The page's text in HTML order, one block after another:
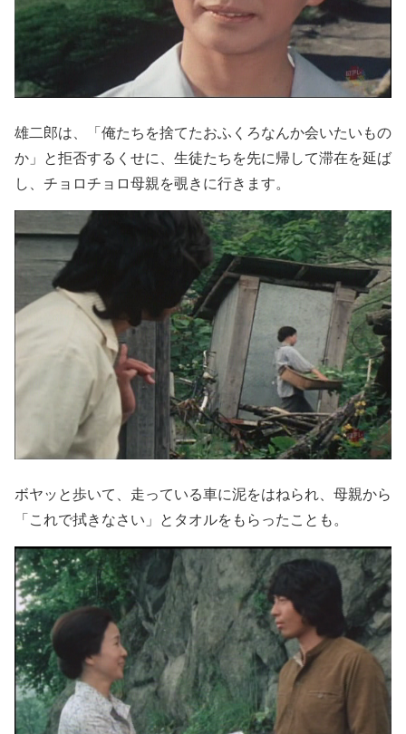
雄二郎は、「俺たちを捨てたおふくろなんか会いたいもの
か」と拒否するくせに、生徒たちを先に帰して滞在を延ば
し、チョロチョロ母親を覗きに行きます。
ボヤッと歩いて、走っている車に泥をはねられ、母親から
「これで拭きなさい」とタオルをもらったことも。